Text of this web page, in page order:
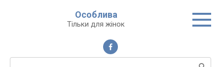
Особлива
Тільки для жінок
Пошук: